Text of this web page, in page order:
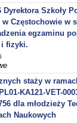
Dyrektora Szkoły
w Częstochowie w
egzaminu
fizyki.
staży w
KA121-VET-
dla młodzieży
Naukowych